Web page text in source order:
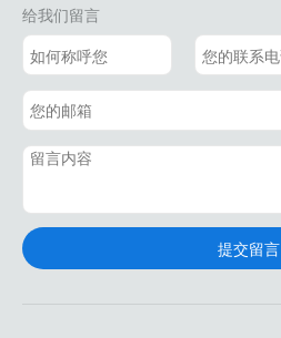
给我们留言
提交留言